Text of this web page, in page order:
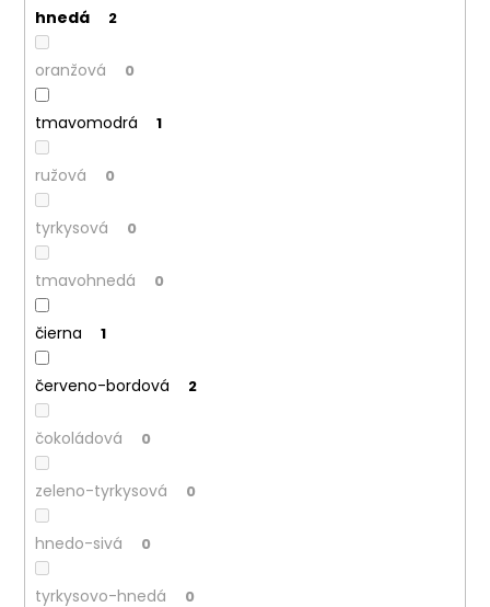
hnedá 2
oranžová 0
tmavomodrá 1
ružová 0
tyrkysová 0
tmavohnedá 0
čierna 1
červeno-bordová 2
čokoládová 0
zeleno-tyrkysová 0
hnedo-sivá 0
tyrkysovo-hnedá 0